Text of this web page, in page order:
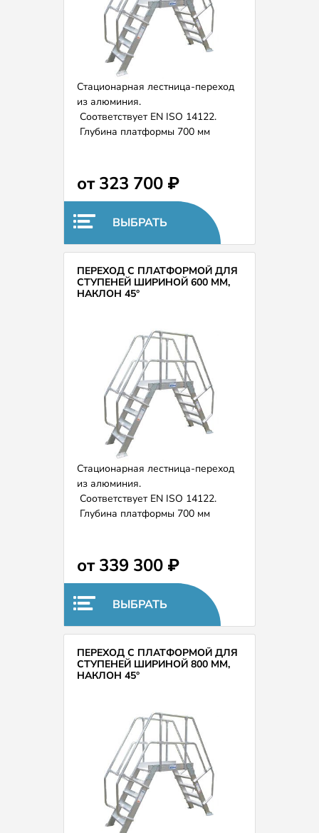
Стационарная лестница-переход
из алюминия.
Соответствует EN ISO 14122.
Глубина платформы 700 мм
Ширина ступеней 1000 мм.
от 323 700 ₽
ВЫБРАТЬ
ПЕРЕХОД С ПЛАТФОРМОЙ ДЛЯ
СТУПЕНЕЙ ШИРИНОЙ 600 ММ,
НАКЛОН 45°
Стационарная лестница-переход
из алюминия.
Соответствует EN ISO 14122.
Глубина платформы 700 мм
Ширина ступеней 600 мм.
от 339 300 ₽
ВЫБРАТЬ
ПЕРЕХОД С ПЛАТФОРМОЙ ДЛЯ
СТУПЕНЕЙ ШИРИНОЙ 800 ММ,
НАКЛОН 45°